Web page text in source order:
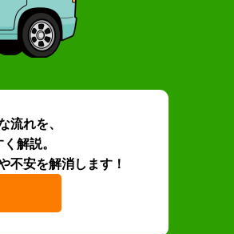
流れを、
解説。
不安を解消します！